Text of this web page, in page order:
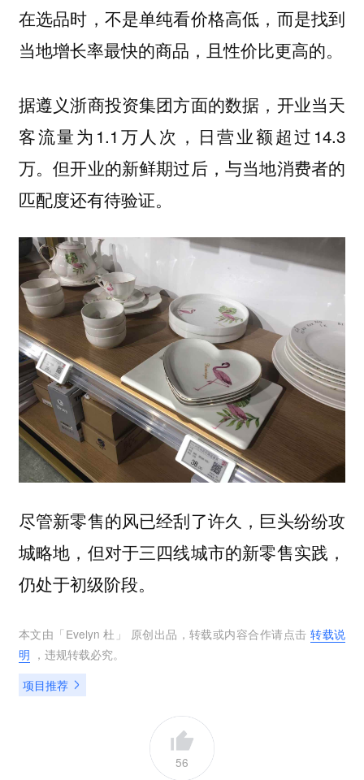
在选品时，不是单纯看价格高低，而是找到
当地增长率最快的商品，且性价比更高的。
据遵义浙商投资集团方面的数据，开业当天
客流量为1.1万人次，日营业额超过14.3
万。但开业的新鲜期过后，与当地消费者的
匹配度还有待验证。
尽管新零售的风已经刮了许久，巨头纷纷攻
城略地，但对于三四线城市的新零售实践，
仍处于初级阶段。
本文由「 Evelyn 杜 」 原创出品，转载或内容合作请点击转载说
明 ，违规转载必究。
项目推荐
56